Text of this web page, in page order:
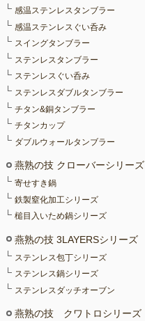
感温ステンレスタンブラー
感温ステンレスぐい呑み
スイングタンブラー
ステンレスタンブラー
ステンレスぐい呑み
ステンレスダブルタンブラー
チタン&銅タンブラー
チタンカップ
ダブルウォールタンブラー
燕熟の技 クローバーシリーズ
寄せすき鍋
鉄製窒化加工シリーズ
槌目入いため鍋シリーズ
燕熟の技 3LAYERSシリーズ
ステンレス包丁シリーズ
ステンレス鍋シリーズ
ステンレスダッチオーブン
燕熟の技 クワトロシリーズ